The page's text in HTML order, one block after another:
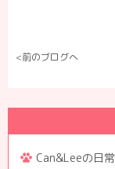
<前のブログへ
Can&Leeの日常